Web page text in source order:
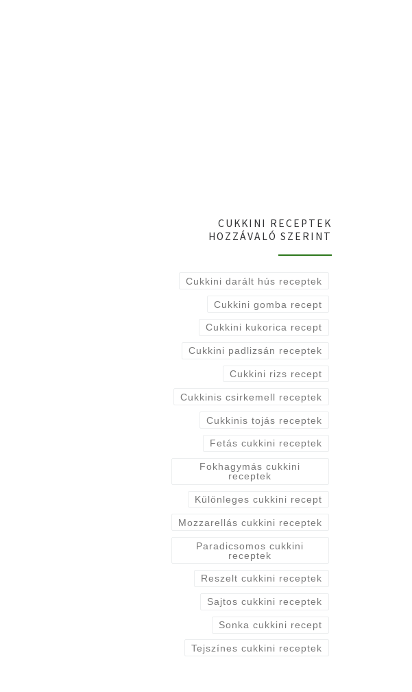
CUKKINI RECEPTEK
HOZZÁVALÓ SZERINT
Cukkini darált hús receptek
Cukkini gomba recept
Cukkini kukorica recept
Cukkini padlizsán receptek
Cukkini rizs recept
Cukkinis csirkemell receptek
Cukkinis tojás receptek
Fetás cukkini receptek
Fokhagymás cukkini
receptek
Különleges cukkini recept
Mozzarellás cukkini receptek
Paradicsomos cukkini
receptek
Reszelt cukkini receptek
Sajtos cukkini receptek
Sonka cukkini recept
Tejszínes cukkini receptek